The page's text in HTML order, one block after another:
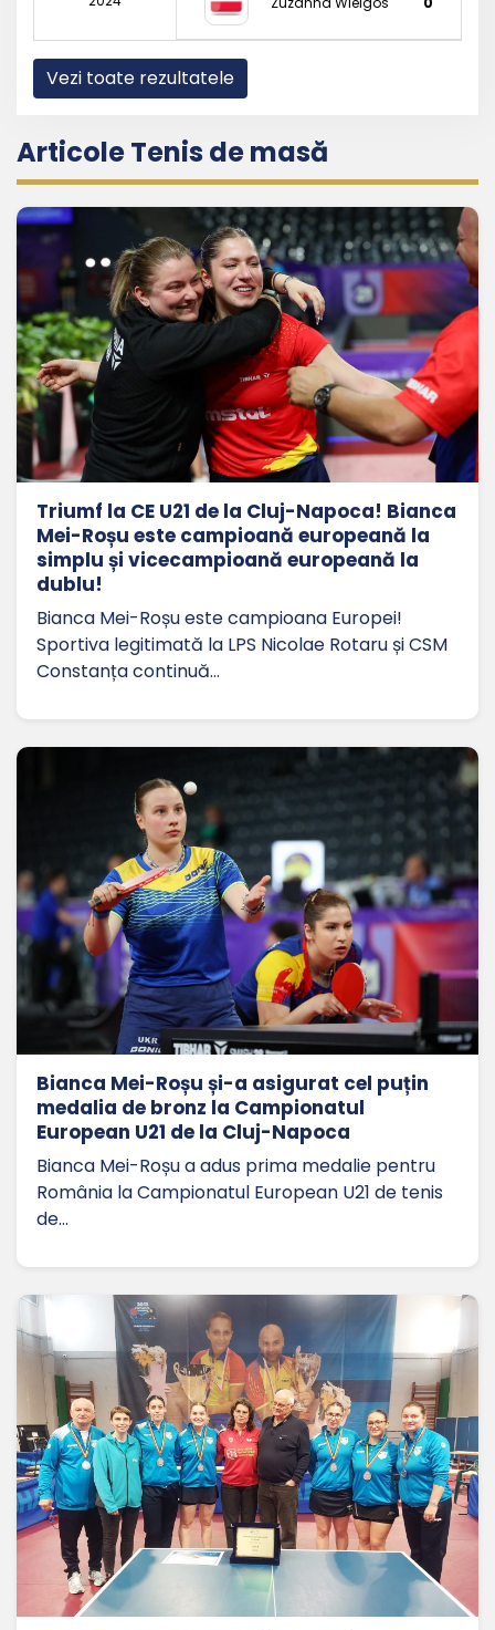
Vezi toate rezultatele
Articole Tenis de masă
Triumf la CE U21 de la Cluj-Napoca! Bianca
Mei-Roșu este campioană europeană la
simplu și vicecampioană europeană la
dublu!
Bianca Mei-Roșu este campioana Europei!
Sportiva legitimată la LPS Nicolae Rotaru și CSM
Constanța continuă…
Bianca Mei-Roșu și-a asigurat cel puțin
medalia de bronz la Campionatul
European U21 de la Cluj-Napoca
Bianca Mei-Roșu a adus prima medalie pentru
România la Campionatul European U21 de tenis
de…